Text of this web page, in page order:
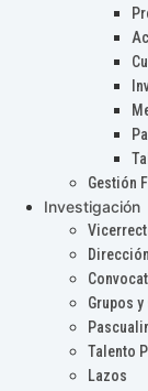
Gestión
Investigación
Grupos
Talento
Lazos